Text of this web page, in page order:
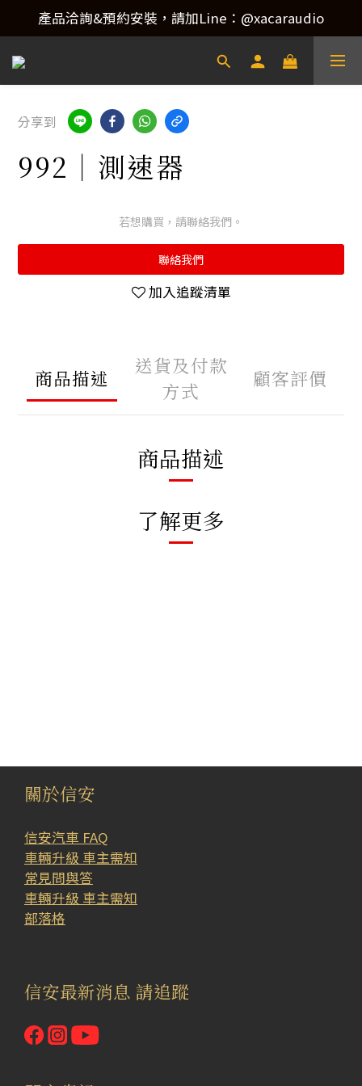
產品洽詢&預約安裝，請加Line：@xacaraudio
產品洽詢&預約安裝，請加Line：@xacaraudio
歡迎來電洽詢 02-22773788！
產品洽詢&預約安裝，請加Line：@xacaraudio
分享到
992｜測速器
若想購買，請聯絡我們。
聯絡我們
加入追蹤清單
商品描述
送貨及付款
方式
顧客評價
商品描述
了解更多
關於信安
信安汽車 FAQ
車輛升級 車主需知
常見問與答
車輛升級 車主需知
部落格
信安最新消息 請追蹤